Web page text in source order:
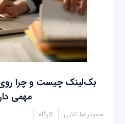
بک‌لینک چیست و چرا
مهمی
حمیدرضا تائبی کارگاه